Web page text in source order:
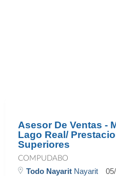
Asesor De Ventas -
Lago Real/
Superiores
COMPUDABO
Todo Nayarit Nayarit